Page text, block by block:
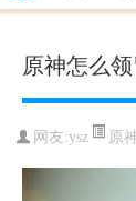
原神怎么
网友:ysz 原